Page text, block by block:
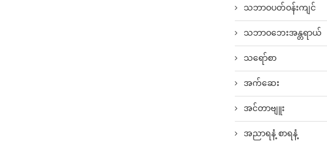
သဘာဝပတ်ဝန်းကျင်
သဘာဝဘေးအန္တရာယ်
သရော်စာ
အက်ဆေး
အင်တာဗျူး
အညာရနံ့ စာရနံ့